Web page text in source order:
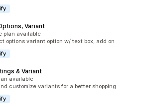
Variant
plan available
options variant option w/ text box, add on
& Variant
available
customize variants for a better shopping